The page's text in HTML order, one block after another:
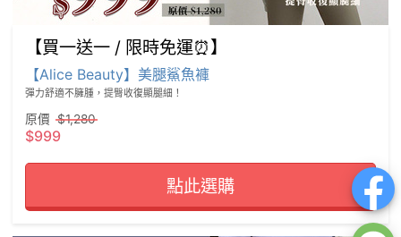
【買一送一 / 限時免運⏰】
【Alice Beauty】美腿鯊魚褲
彈力舒適不臃腫，提臀收復顯腿細！
原價 $1,280
$999
點此選購